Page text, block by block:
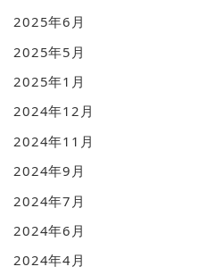
2025年6月
2025年5月
2025年1月
2024年12月
2024年11月
2024年9月
2024年7月
2024年6月
2024年4月